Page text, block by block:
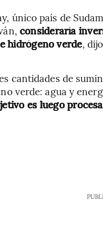
único país de
consideraría
hidrógeno verde,
cantidades de
verde: agua y
es luego